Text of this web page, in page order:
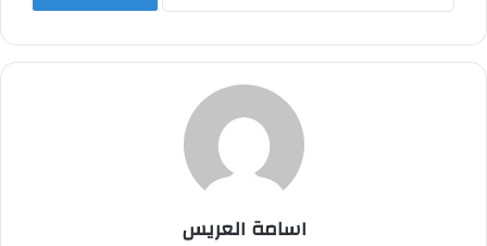
اسامة العريس